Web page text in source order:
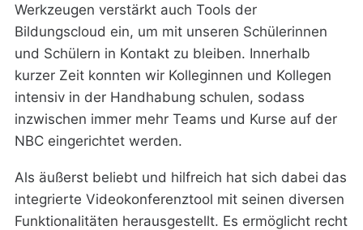
Werkzeugen verstärkt auch Tools der
Bildungscloud ein, um mit unseren Schülerinnen
und Schülern in Kontakt zu bleiben. Innerhalb
kurzer Zeit konnten wir Kolleginnen und Kollegen
intensiv in der Handhabung schulen, sodass
inzwischen immer mehr Teams und Kurse auf der
NBC eingerichtet werden.
Als äußerst beliebt und hilfreich hat sich dabei das
integrierte Videokonferenztool mit seinen diversen
Funktionalitäten herausgestellt. Es ermöglicht recht